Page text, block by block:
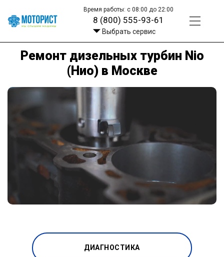
Время работы: с 08:00 до 22:00
8 (800) 555-93-61
Выбрать сервис
Ремонт дизельных турбин Nio
(Нио) в Москве
ДИАГНОСТИКА